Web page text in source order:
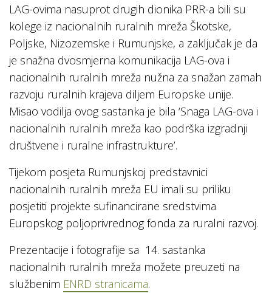
LAG-ovima nasuprot drugih dionika PRR-a bili su
kolege iz nacionalnih ruralnih mreža Škotske,
Poljske, Nizozemske i Rumunjske, a zaključak je da
je snažna dvosmjerna komunikacija LAG-ova i
nacionalnih ruralnih mreža nužna za snažan zamah
razvoju ruralnih krajeva diljem Europske unije.
Misao vodilja ovog sastanka je bila ‘Snaga LAG-ova i
nacionalnih ruralnih mreža kao podrška izgradnji
društvene i ruralne infrastrukture’.
Tijekom posjeta Rumunjskoj predstavnici
nacionalnih ruralnih mreža EU imali su priliku
posjetiti projekte sufinancirane sredstvima
Europskog poljoprivrednog fonda za ruralni razvoj.
Prezentacije i fotografije sa 14. sastanka
nacionalnih ruralnih mreža možete preuzeti na
službenim ENRD stranicama.